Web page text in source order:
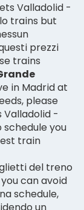
Valladolid -
trains but
prezzi
trains
in Madrid at
please
-
you
train
del treno
can avoid
schedule,